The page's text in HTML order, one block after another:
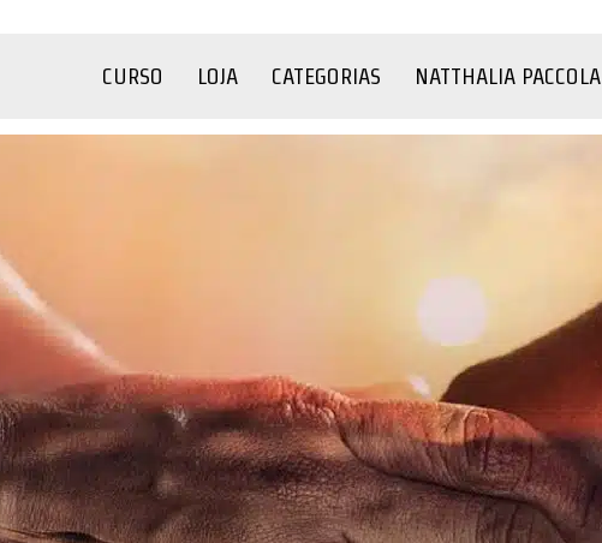
CURSO LOJA CATEGORIAS NATTHALIA PACCOLA